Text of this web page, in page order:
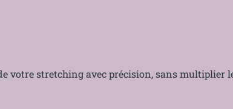
votre stretching avec précision, sans